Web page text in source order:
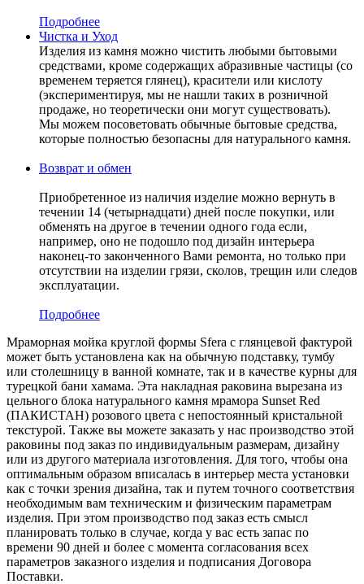
Подробнее
Чистка и Уход
Изделия из камня можно чистить любыми бытовыми
средствами, кроме содержащих абразивные частицы (со
временем теряется глянец), красители или кислоту
(экспериментируя, мы не нашли таких в розничной
продаже, но теоретически они могут существовать).
Мы можем посоветовать обычные бытовые средства,
которые полностью безопасны для натурального камня.
Возврат и обмен
Приобретенное из наличия изделие можно вернуть в
течении 14 (четырнадцати) дней после покупки, или
обменять на другое в течении одного года если,
например, оно не подошло под дизайн интерьера
наконец-то законченного Вами ремонта, но только при
отсутствии на изделии грязи, сколов, трещин или следов
эксплуатации.
Подробнее
Мраморная мойка круглой формы Sfera с глянцевой фактурой
может быть установлена как на обычную подставку, тумбу
или столешницу в ванной комнате, так и в качестве курны для
турецкой бани хамама. Эта накладная раковина вырезана из
цельного блока натурального камня мрамора Sunset Red
(ПАКИСТАН) розового цвета c непостоянный кристальной
текстурой. Также вы можете заказать у нас производство этой
раковины под заказ по индивидуальным размерам, дизайну
или из другого материала изготовления. Для того, чтобы она
оптимальным образом вписалась в интерьер места установки
как с точки зрения дизайна, так и путем точного соответствия
необходимым вам техническим и физическим параметрам
изделия. При этом производство под заказ есть смысл
планировать только в случае, когда у вас есть запас по
времени 90 дней и более с момента согласования всех
параметров заказного изделия и подписания Договора
Поставки.